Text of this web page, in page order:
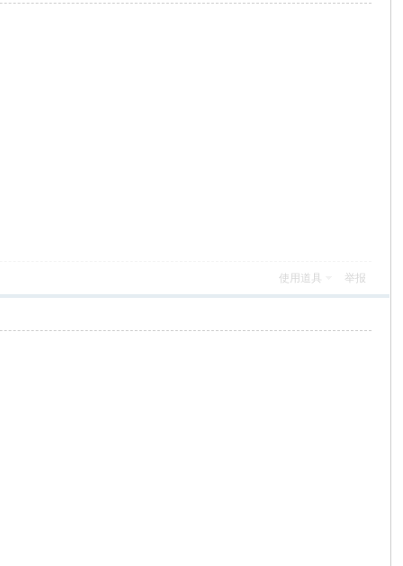
使用道具 举报